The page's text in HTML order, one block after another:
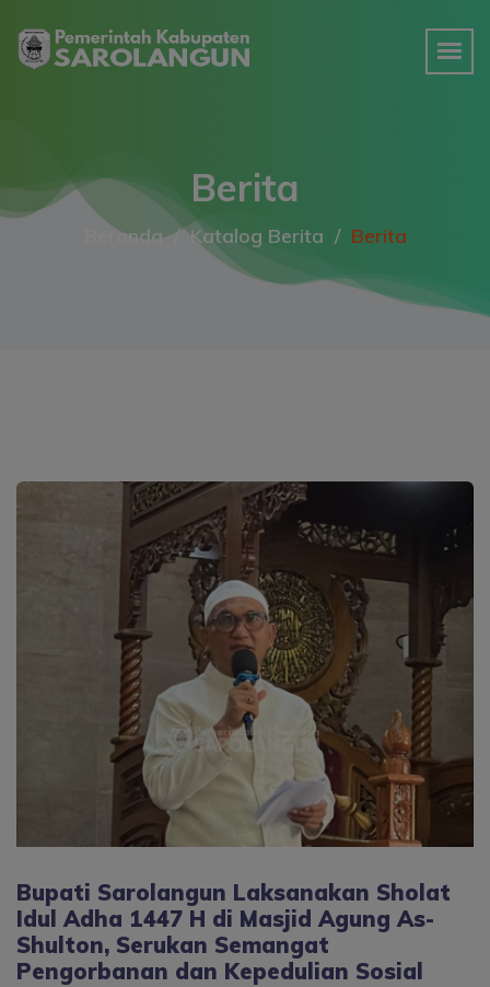
Berita
Beranda Katalog Berita Berita
Bupati Sarolangun Laksanakan Sholat
Idul Adha 1447 H di Masjid Agung As-
Shulton, Serukan Semangat
Pengorbanan dan Kepedulian Sosial